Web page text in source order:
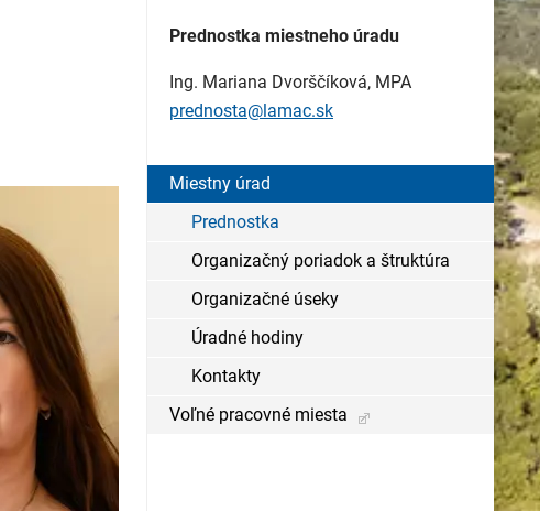
Prednostka miestneho úradu
Ing. Mariana Dvorščíková, MPA
prednosta@lamac.sk
Miestny úrad
Prednostka
Organizačný poriadok a štruktúra
Organizačné úseky
Úradné hodiny
Kontakty
Voľné pracovné miesta